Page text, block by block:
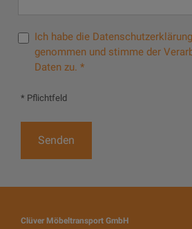
Ich habe die
genommen und stimme der
Daten zu. *
* Pflichtfeld
Clüver Möbeltransport GmbH